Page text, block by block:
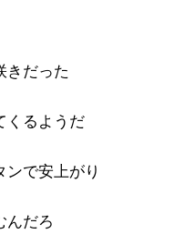
きだった
くるようだ
ンで安上がり
んだろ